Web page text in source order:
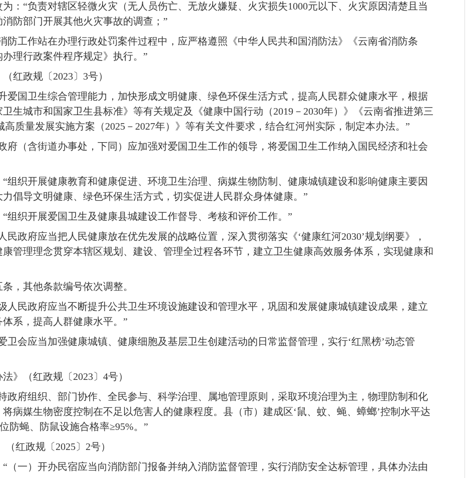
为：“负责对辖区轻微火灾（无人员伤亡、无放火嫌疑、火灾损失1000元以下、火灾原因清楚且当
防部门开展其他火灾事故的调查；”
防工作站在办理行政处罚案件过程中，应严格遵照《中华人民共和国消防法》《云南省消防条
理行政案件程序规定》执行。”
红政规〔2023〕3号）
爱国卫生综合管理能力，加快形成文明健康、绿色环保生活方式，提高人民群众健康水平，根据
生城市和国家卫生县标准》等有关规定及《健康中国行动（2019－2030年）》《云南省推进第三
高质量发展实施方案（2025－2027年）》等有关文件要求，结合红河州实际，制定本办法。”
府（含街道办事处，下同）应加强对爱国卫生工作的领导，将爱国卫生工作纳入国民经济和社会
“组织开展健康教育和健康促进、环境卫生治理、病媒生物防制、健康城镇建设和影响健康主要因
倡导文明健康、绿色环保生活方式，切实促进人民群众身体健康。”
“组织开展爱国卫生及健康县城建设工作督导、考核和评价工作。”
民政府应当把人民健康放在优先发展的战略位置，深入贯彻落实《‘健康红河2030’规划纲要》，
管理理念贯穿本辖区规划、建设、管理全过程各环节，建立卫生健康高效服务体系，实现健康和
，其他条款编号依次调整。
人民政府应当不断提升公共卫生环境设施建设和管理水平，巩固和发展健康城镇建设成果，建立
系，提高人群健康水平。”
卫会应当加强健康城镇、健康细胞及基层卫生创建活动的日常监督管理，实行‘红黑榜’动态管
》（红政规〔2023〕4号）
政府组织、部门协作、全民参与、科学治理、属地管理原则，采取环境治理为主，物理防制和化
病媒生物密度控制在不足以危害人的健康程度。县（市）建成区‘鼠、蚊、蝇、蟑螂’控制水平达
防蝇、防鼠设施合格率≥95%。”
红政规〔2025〕2号）
“（一）开办民宿应当向消防部门报备并纳入消防监督管理，实行消防安全达标管理，具体办法由